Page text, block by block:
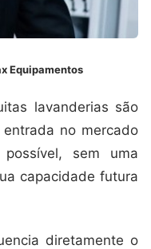
Equipamentos
lavanderias são
no mercado
sem uma
capacidade futura
diretamente o